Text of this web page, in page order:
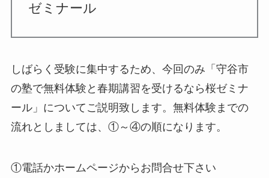
ゼミナール
しばらく受験に集中するため、今回のみ「守谷市
の塾で無料体験と春期講習を受けるなら桜ゼミナ
ール」についてご説明致します。無料体験までの
流れとしましては、①～④の順になります。
①電話かホームページからお問合せ下さい